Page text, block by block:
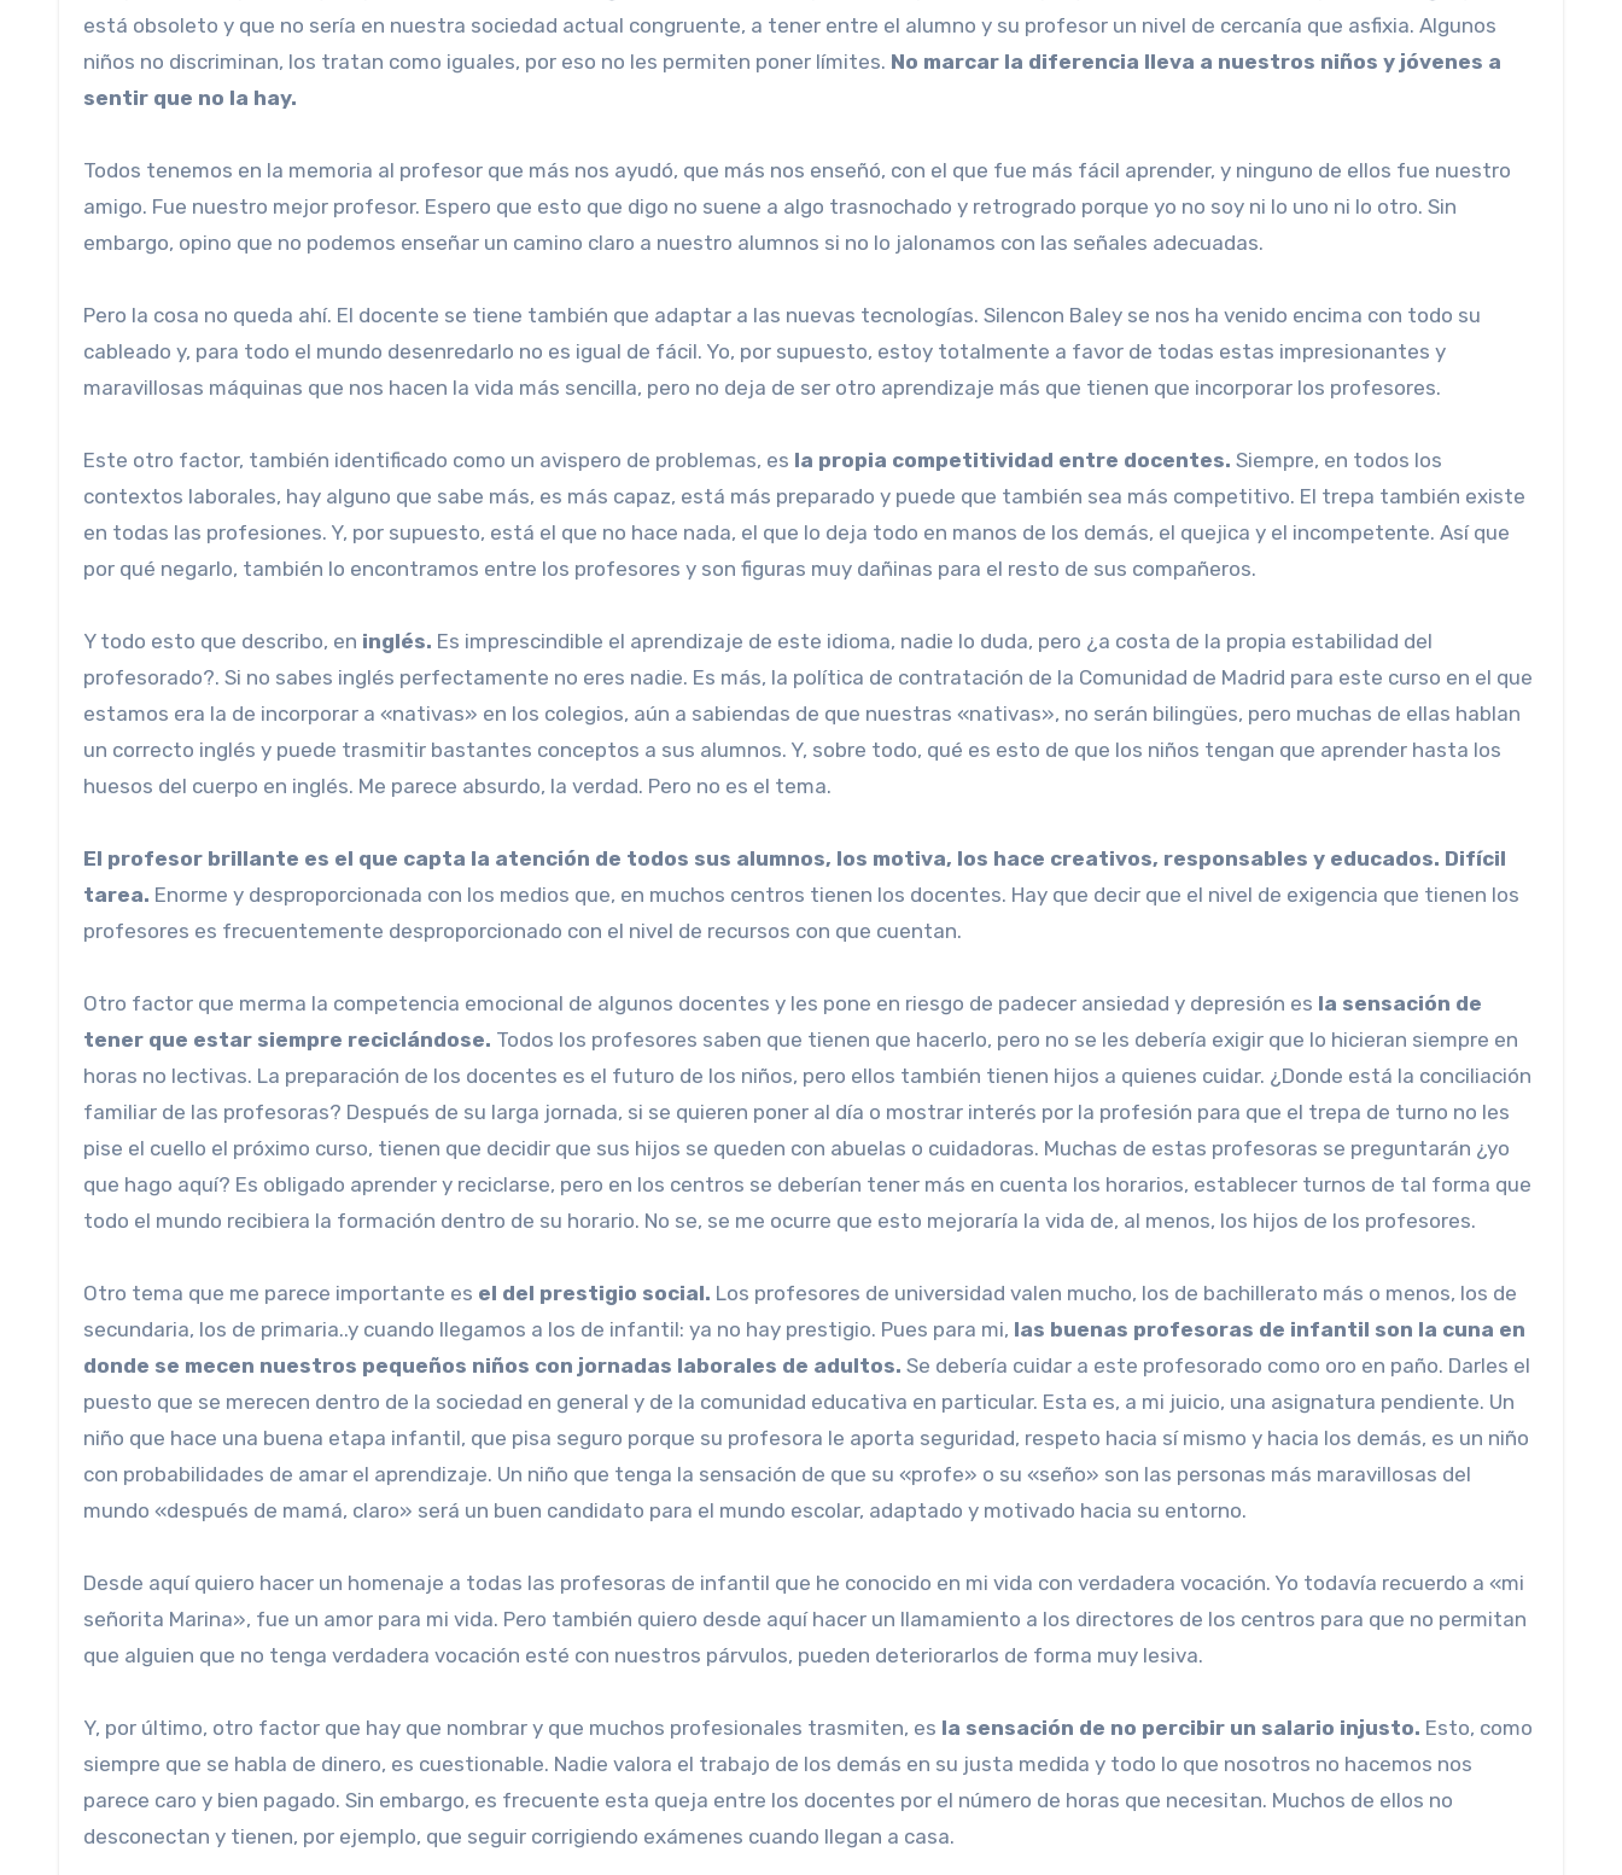
está obsoleto y que no sería en nuestra sociedad actual congruente, a tener entre el alumno y su profesor un nivel de cercanía que asfixia. Algunos
niños no discriminan, los tratan como iguales, por eso no les permiten poner límites. No marcar la diferencia lleva a nuestros niños y jóvenes a
sentir que no la hay.
Todos tenemos en la memoria al profesor que más nos ayudó, que más nos enseñó, con el que fue más fácil aprender, y ninguno de ellos fue nuestro
amigo. Fue nuestro mejor profesor. Espero que esto que digo no suene a algo trasnochado y retrogrado porque yo no soy ni lo uno ni lo otro. Sin
embargo, opino que no podemos enseñar un camino claro a nuestro alumnos si no lo jalonamos con las señales adecuadas.
Pero la cosa no queda ahí. El docente se tiene también que adaptar a las nuevas tecnologías. Silencon Baley se nos ha venido encima con todo su
cableado y, para todo el mundo desenredarlo no es igual de fácil. Yo, por supuesto, estoy totalmente a favor de todas estas impresionantes y
maravillosas máquinas que nos hacen la vida más sencilla, pero no deja de ser otro aprendizaje más que tienen que incorporar los profesores.
Este otro factor, también identificado como un avispero de problemas, es la propia competitividad entre docentes. Siempre, en todos los
contextos laborales, hay alguno que sabe más, es más capaz, está más preparado y puede que también sea más competitivo. El trepa también existe
en todas las profesiones. Y, por supuesto, está el que no hace nada, el que lo deja todo en manos de los demás, el quejica y el incompetente. Así que
por qué negarlo, también lo encontramos entre los profesores y son figuras muy dañinas para el resto de sus compañeros.
Y todo esto que describo, en inglés. Es imprescindible el aprendizaje de este idioma, nadie lo duda, pero ¿a costa de la propia estabilidad del
profesorado?. Si no sabes inglés perfectamente no eres nadie. Es más, la política de contratación de la Comunidad de Madrid para este curso en el que
estamos era la de incorporar a «nativas» en los colegios, aún a sabiendas de que nuestras «nativas», no serán bilingües, pero muchas de ellas hablan
un correcto inglés y puede trasmitir bastantes conceptos a sus alumnos. Y, sobre todo, qué es esto de que los niños tengan que aprender hasta los
huesos del cuerpo en inglés. Me parece absurdo, la verdad. Pero no es el tema.
El profesor brillante es el que capta la atención de todos sus alumnos, los motiva, los hace creativos, responsables y educados. Difícil
tarea. Enorme y desproporcionada con los medios que, en muchos centros tienen los docentes. Hay que decir que el nivel de exigencia que tienen los
profesores es frecuentemente desproporcionado con el nivel de recursos con que cuentan.
Otro factor que merma la competencia emocional de algunos docentes y les pone en riesgo de padecer ansiedad y depresión es la sensación de
tener que estar siempre reciclándose. Todos los profesores saben que tienen que hacerlo, pero no se les debería exigir que lo hicieran siempre en
horas no lectivas. La preparación de los docentes es el futuro de los niños, pero ellos también tienen hijos a quienes cuidar. ¿Donde está la conciliación
familiar de las profesoras? Después de su larga jornada, si se quieren poner al día o mostrar interés por la profesión para que el trepa de turno no les
pise el cuello el próximo curso, tienen que decidir que sus hijos se queden con abuelas o cuidadoras. Muchas de estas profesoras se preguntarán ¿yo
que hago aquí? Es obligado aprender y reciclarse, pero en los centros se deberían tener más en cuenta los horarios, establecer turnos de tal forma que
todo el mundo recibiera la formación dentro de su horario. No se, se me ocurre que esto mejoraría la vida de, al menos, los hijos de los profesores.
Otro tema que me parece importante es el del prestigio social. Los profesores de universidad valen mucho, los de bachillerato más o menos, los de
secundaria, los de primaria..y cuando llegamos a los de infantil: ya no hay prestigio. Pues para mi, las buenas profesoras de infantil son la cuna en
donde se mecen nuestros pequeños niños con jornadas laborales de adultos. Se debería cuidar a este profesorado como oro en paño. Darles el
puesto que se merecen dentro de la sociedad en general y de la comunidad educativa en particular. Esta es, a mi juicio, una asignatura pendiente. Un
niño que hace una buena etapa infantil, que pisa seguro porque su profesora le aporta seguridad, respeto hacia sí mismo y hacia los demás, es un niño
con probabilidades de amar el aprendizaje. Un niño que tenga la sensación de que su «profe» o su «seño» son las personas más maravillosas del
mundo «después de mamá, claro» será un buen candidato para el mundo escolar, adaptado y motivado hacia su entorno.
Desde aquí quiero hacer un homenaje a todas las profesoras de infantil que he conocido en mi vida con verdadera vocación. Yo todavía recuerdo a «mi
señorita Marina», fue un amor para mi vida. Pero también quiero desde aquí hacer un llamamiento a los directores de los centros para que no permitan
que alguien que no tenga verdadera vocación esté con nuestros párvulos, pueden deteriorarlos de forma muy lesiva.
Y, por último, otro factor que hay que nombrar y que muchos profesionales trasmiten, es la sensación de no percibir un salario injusto. Esto, como
siempre que se habla de dinero, es cuestionable. Nadie valora el trabajo de los demás en su justa medida y todo lo que nosotros no hacemos nos
parece caro y bien pagado. Sin embargo, es frecuente esta queja entre los docentes por el número de horas que necesitan. Muchos de ellos no
desconectan y tienen, por ejemplo, que seguir corrigiendo exámenes cuando llegan a casa.